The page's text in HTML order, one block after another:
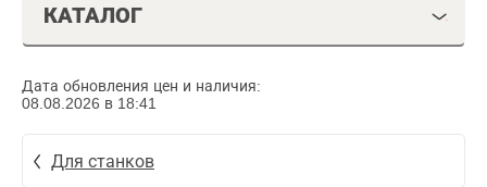
КАТАЛОГ
Дата обновления цен и наличия:
08.08.2026 в 18:41
Для станков